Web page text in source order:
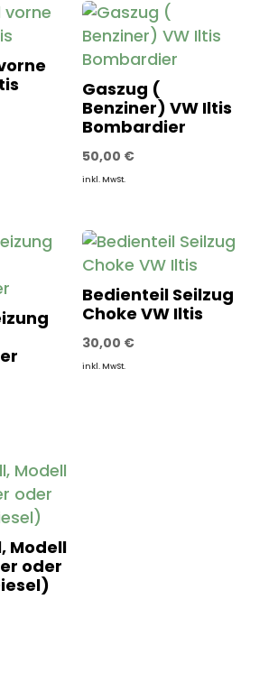
Gaszug (
Benziner) VW Iltis
Bombardier
50,00 €
inkl. MwSt.
Bedienteil Seilzug
Choke VW Iltis
30,00 €
inkl. MwSt.
Modell
oder